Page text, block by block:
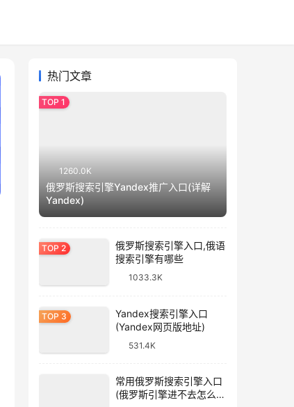
热门文章
1260.0K
俄罗斯搜索引擎Yandex推广入口(详解
Yandex)
俄罗斯搜索引擎入口,俄语
搜索引擎有哪些
1033.3K
Yandex搜索引擎入口
(Yandex网页版地址)
531.4K
常用俄罗斯搜索引擎入口
(俄罗斯引擎进不去怎么